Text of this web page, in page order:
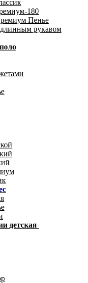
180
Пенье
рукавом
детская